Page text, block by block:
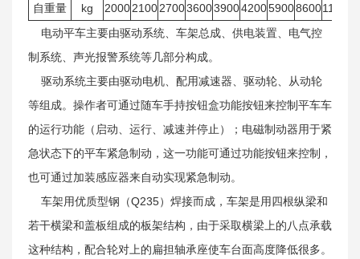
自重量 kg 2000 2100 27003600390042005900860011000
电动平车主要由驱动系统、车架总成、供电装置、电气控
制系统、声光报警系统等几部分构成。
驱动系统主要由驱动电机、配用减速器、驱动轮、从动轮
等组成。操作者可通过随车手持按钮盒功能按钮来控制平车车
的运行功能（启动、运行、减速并停止）；电磁制动器用于紧
急状态下的平车紧急制动，这一功能可通过功能按钮来控制，
也可通过加装感应器来自动实现紧急制动。
车架用优质型钢（Q235）焊接而成，车架是用四根纵梁和
若干横梁和盖板组成的板架结构，由于采取横梁上的八点承载
这种结构，配合轮对上的扁担轴承座使车台面高度降低很多。